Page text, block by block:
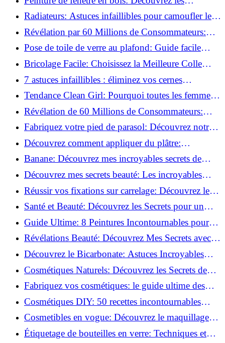
techniques infaillibles pour un résultat parfait!
Radiateurs: Astuces infaillibles pour camoufler les
tuyaux apparents!
Révélation par 60 Millions de Consommateurs:
Découvrez le sérum anti-rides numéro un!
Pose de toile de verre au plafond: Guide facile
pour débutants!
Bricolage Facile: Choisissez la Meilleure Colle
pour Chaque Matériau!
7 astuces infaillibles : éliminez vos cernes
rapidement !
Tendance Clean Girl: Pourquoi toutes les femmes
l'adoptent?
Révélation de 60 Millions de Consommateurs:
Découvrez le meilleur fond de teint pour votre
peau!
Fabriquez votre pied de parasol: Découvrez notre
tutoriel facile !
Découvrez comment appliquer du plâtre:
Techniques pour un mur intérieur parfait!
Banane: Découvrez mes incroyables secrets de
beauté!
Découvrez mes secrets beauté: Les incroyables
vertus du curcuma!
Réussir vos fixations sur carrelage: Découvrez les
astuces infaillibles !
Santé et Beauté: Découvrez les Secrets pour un
Bien-être Optimal!
Guide Ultime: 8 Peintures Incontournables pour
Bois Extérieurs!
Révélations Beauté: Découvrez Mes Secrets avec le
Thé Vert Matcha!
Découvrez le Bicarbonate: Astuces Incroyables
pour Votre Quotidien!
Cosmétiques Naturels: Découvrez les Secrets de
Beauté Éco-responsables!
Fabriquez vos cosmétiques: le guide ultime des
produits de beauté maison!
Cosmétiques DIY: 50 recettes incontournables
pour sublimer votre beauté naturelle!
Cosmetibles en vogue: Découvrez le maquillage
100% comestible!
Étiquetage de bouteilles en verre: Techniques et